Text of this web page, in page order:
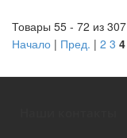
Товары 55 - 72 из 307
Начало | Пред. | 2 3 4